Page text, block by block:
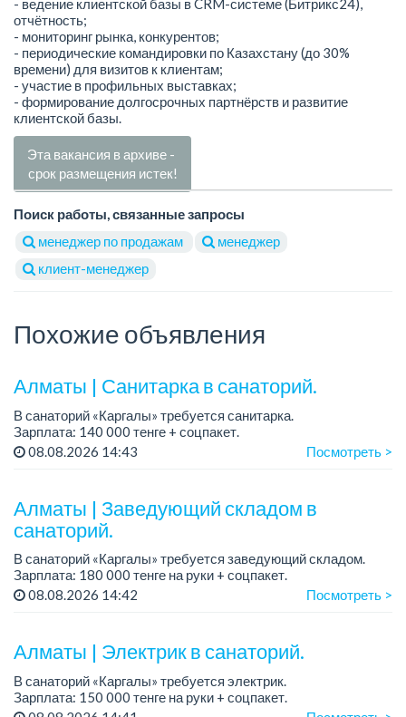
- ведение клиентской базы в CRM-системе (Битрикс24),
отчётность;
- мониторинг рынка, конкурентов;
- периодические командировки по Казахстану (до 30%
времени) для визитов к клиентам;
- участие в профильных выставках;
- формирование долгосрочных партнёрств и развитие
клиентской базы.
Эта вакансия в архиве -
срок размещения истек!
Поиск работы, связанные запросы
менеджер по продажам
менеджер
клиент-менеджер
Похожие объявления
Алматы | Санитарка в санаторий.
В санаторий «Каргалы» требуется санитарка.
Зарплата: 140 000 тенге + соцпакет.
График работы: 6/1, с 09.00 до 16:00, в субботу с 09.00 до
08.08.2026 14:43 Посмотреть >
Алматы | Заведующий складом в
санаторий.
В санаторий «Каргалы» требуется заведующий складом.
Зарплата: 180 000 тенге на руки + соцпакет.
График работы: 2/2.
08.08.2026 14:42 Посмотреть >
Алматы | Электрик в санаторий.
В санаторий «Каргалы» требуется электрик.
Зарплата: 150 000 тенге на руки + соцпакет.
График работы: 6/1, c 09.00 до 17.00; в субботу с 09.00 до